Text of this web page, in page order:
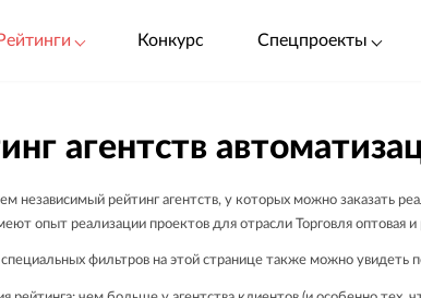
Конкурс Спецпроекты
агентств
независимый рейтинг агентств, у которых можно заказать
опыт реализации проектов для отрасли Торговля оптовая и
фильтров на этой странице также можно увидеть